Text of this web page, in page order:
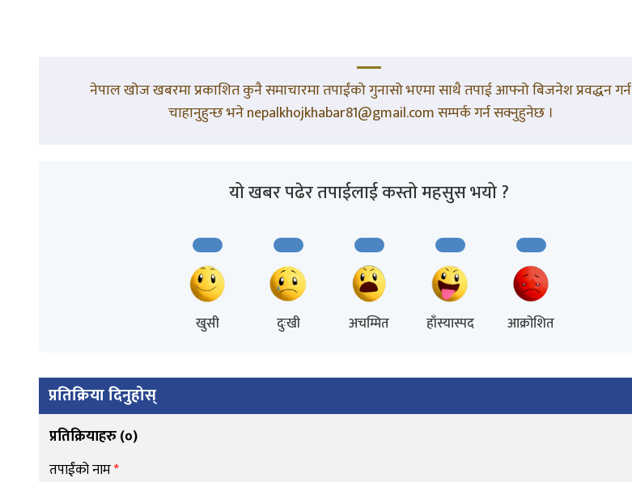
नेपाल खोज खबरमा प्रकाशित कुनै समाचारमा तपाईंको गुनासो भएमा साथै तपाई आफ्नो बिजनेश प्रवद्धन गर्न
चाहानुहुन्छ भने nepalkhojkhabar81@gmail.com सम्पर्क गर्न सक्नुहुनेछ ।
यो खबर पढेर तपाईलाई कस्तो महसुस भयो ?
खुसी दुःखी अचम्मित हाँस्यास्पद आक्रोशित
प्रतिक्रिया दिनुहोस्
प्रतिक्रियाहरु (०)
तपाईंको नाम*